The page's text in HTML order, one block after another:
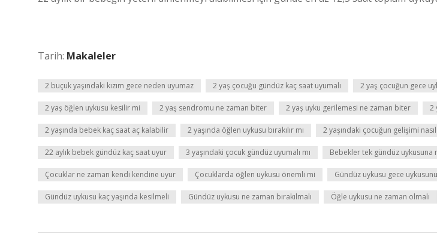
Tarih: Makaleler
2 buçuk yaşındaki kızım gece neden uyumaz 2 yaş çocuğu gündüz kaç saat uyumalı 2 yaş çocuğun gece
2 yaş öğlen uykusu kesilir mi 2 yaş sendromu ne zaman biter 2 yaş uyku gerilemesi ne zaman biter 2
2 yaşında bebek kaç saat aç kalabilir 2 yaşında öğlen uykusu bırakılır mı 2 yaşındaki çocuğun gelişimi
22 aylık bebek gündüz kaç saat uyur 3 yaşındaki çocuk gündüz uyumalı mı Bebekler tek gündüz uykusuna
Çocuklar ne zaman kendi kendine uyur Çocuklarda öğlen uykusu önemli mi Gündüz uykusu gece
Gündüz uykusu kaç yaşında kesilmeli Gündüz uykusu ne zaman bırakılmalı Öğle uykusu ne zaman olmalı